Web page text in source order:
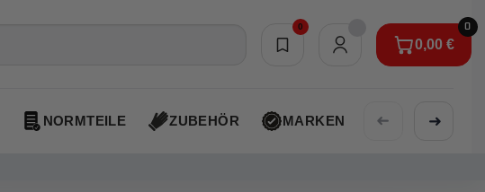
0
Merkliste
0
0,00 €
0,00 €
NORMTEILE ZUBEHÖR MARKEN AKTIONEN
➜ ➜